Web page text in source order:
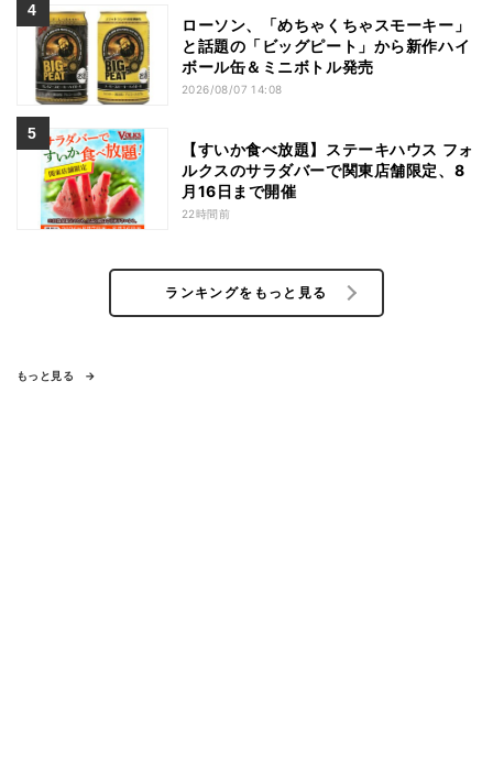
ローソン、「めちゃくちゃスモーキー」
と話題の「ビッグピート」から新作ハイ
ボール缶＆ミニボトル発売
2026/08/07 14:08
【すいか食べ放題】ステーキハウス フォ
ルクスのサラダバーで関東店舗限定、8
月16日まで開催
22時間前
ランキングをもっと見る
もっと見る